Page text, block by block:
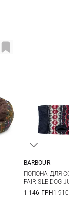
BARBOUR
ПОПОНА ДЛЯ
FAIRISLE DOG
1 146 ГРН1